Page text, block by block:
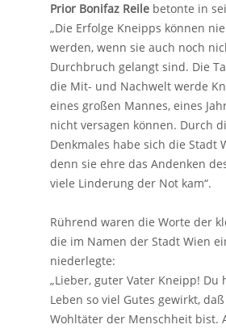
Prior Bonifaz Reile betonte in
„Die Erfolge Kneipps können
werden, wenn sie auch noch
Durchbruch gelangt sind. Die
die Mit- und Nachwelt werde
eines großen Mannes, eines
nicht versagen können. Durch
Denkmales habe sich die Stadt
denn sie ehre das Andenken
viele Linderung der Not kam“.
Rührend waren die Worte der
die im Namen der Stadt Wien
niederlegte:
„Lieber, guter Vater Kneipp! Du
Leben so viel Gutes gewirkt,
Wohltäter der Menschheit bist.